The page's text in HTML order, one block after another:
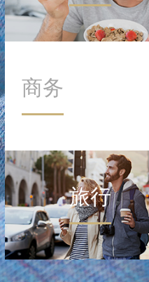
CITY
节奏
商务
旅行